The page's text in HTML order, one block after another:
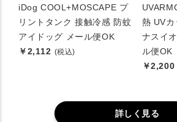
iDog COOL+MOSCAPE プ
リントタンク 接触冷感 防蚊
アイドッグ メール便OK
￥2,112 (税込)
熱 UVカ
ナスイ
ル便OK
￥2,200
詳しく見る